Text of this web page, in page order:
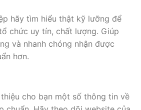
hãy tìm hiểu thật kỹ lưỡng để
chức uy tín, chất lượng. Giúp
và nhanh chóng nhận được
hơn.
cho bạn một số thông tin về